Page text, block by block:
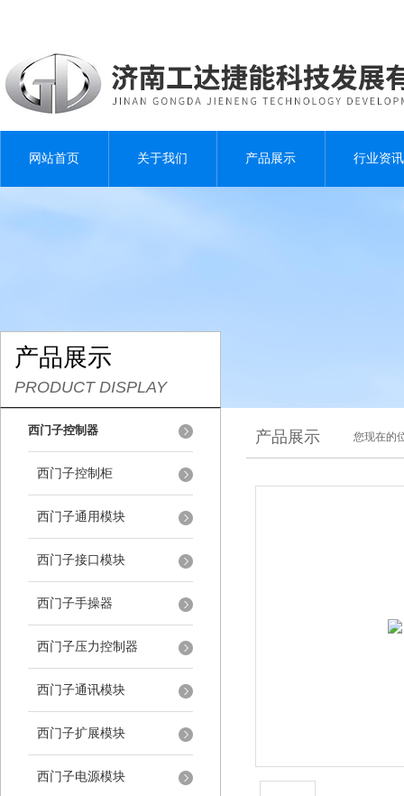
网站首页 关于我们 产品展示 行业资讯
产品展示
PRODUCT DISPLAY
西门子控制器
西门子控制柜
西门子通用模块
西门子接口模块
西门子手操器
西门子压力控制器
西门子通讯模块
西门子扩展模块
西门子电源模块
产品展示 您现在的